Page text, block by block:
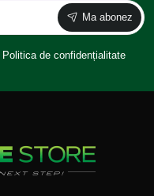
Ma abonez
Politica de confidențialitate